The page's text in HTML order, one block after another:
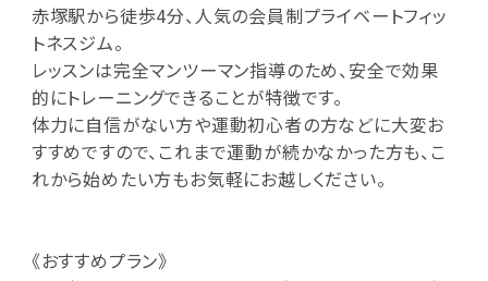
赤塚駅から徒歩4分、人気の会員制プライベートフィッ
トネスジム。
レッスンは完全マンツーマン指導のため、安全で効果
的にトレーニングできることが特徴です。
体力に自信がない方や運動初心者の方などに大変お
すすめですので、これまで運動が続かなかった方も、こ
れから始めたい方もお気軽にお越しください。
《おすすめプラン》